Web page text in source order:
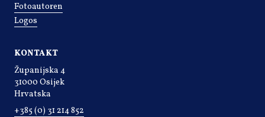
Fotoautoren
Logos
KONTAKT
Županijska 4
31000 Osijek
Hrvatska
+385 (0) 31 214 852